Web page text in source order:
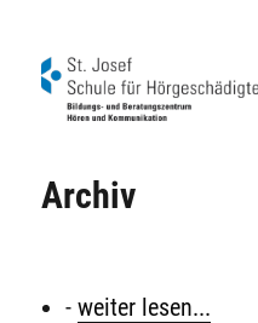
Archiv
- weiter lesen...